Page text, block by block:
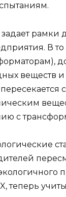
задает
В
веществ
с
теперь